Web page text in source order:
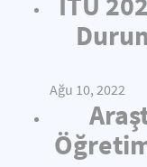
Ağu 10, 2022